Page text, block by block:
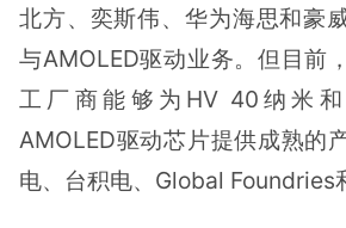
北方、奕斯伟、华为海思和豪
与AMOLED驱动业务。但目前
工厂商能够为HV 40纳米
AMOLED驱动芯片提供成熟的
电、台积电、Global Foundries